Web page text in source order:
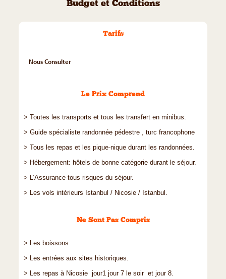
Budget et Conditions
Tarifs
Nous Consulter
Le Prix Comprend
> Toutes les transports et tous les transfert en minibus.
> Guide spécialiste randonnée pédestre , turc francophone
> Tous les repas et les pique-nique durant les randonnées.
> Hébergement: hôtels de bonne catégorie durant le séjour.
> L’Assurance tous risques du séjour.
> Les vols intérieurs Istanbul / Nicosie / Istanbul.
Ne Sont Pas Compris
> Les boissons
> Les entrées aux sites historiques.
> Les repas à Nicosie jour1 jour 7 le soir et jour 8.